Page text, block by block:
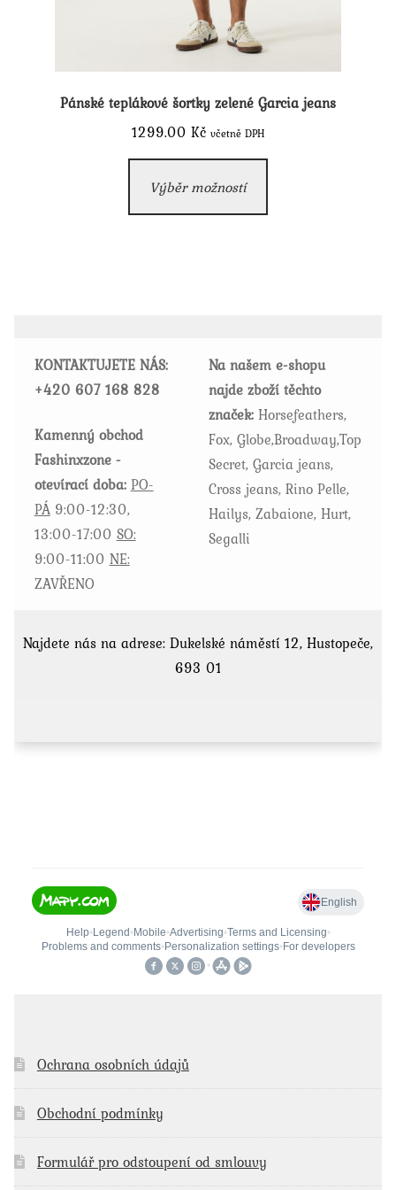
Pánské teplákové šortky zelené Garcia jeans
1299.00 Kč včetně DPH
Výběr možností
má
na
stránce
produktu
KONTAKTUJETE NÁS:
+420 607 168 828
Kamenný obchod
Fashinxzone -
otevírací doba: PO-
PÁ9:00-12:30,
13:00-17:00 SO:
9:00-11:00 NE:
ZAVŘENO
Na našem e-shopu
najde zboží těchto
značek: Horsefeathers,
Fox, Globe,Broadway,Top
Secret, Garcia jeans,
Cross jeans, Rino Pelle,
Hailys, Zabaione, Hurt,
Segalli
Najdete nás na adrese: Dukelské náměstí 12, Hustopeče,
693 01
Ochrana osobních údajů
Obchodní podmínky
Formulář pro odstoupení od smlouvy